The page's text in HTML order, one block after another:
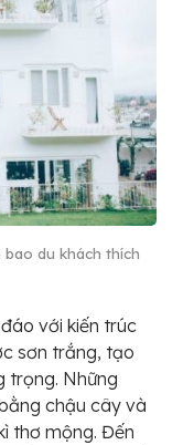
du khách thích
với kiến trúc
sơn trắng, tạo
trọng. Những
chậu cây và
thơ mộng. Đến